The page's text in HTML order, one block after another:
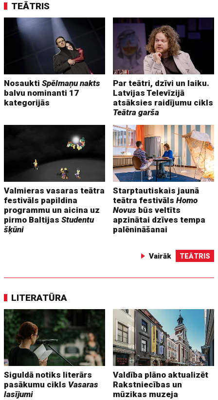
TEĀTRIS
NosauktiSpēlmaņu nakts
balvu nominanti 17
kategorijās
Par teātri, dzīvi un laiku.
Latvijas Televīzijā
atsāksies raidījumu cikls
Teātra garša
Valmieras vasaras teātra
festivāls papildina
programmu un aicina uz
pirmo BaltijasStudentu
šķūni
Starptautiskais jaunā
teātra festivālsHomo
Novus būs veltīts
apzinātai dzīves tempa
palēnināšanai
Vairāk TEĀTRIS
LITERATŪRA
Siguldā notiks literārs
pasākumu cikls Vasaras
lasījumi
Valdība plāno aktualizēt
Rakstniecības un
mūzikas muzeja